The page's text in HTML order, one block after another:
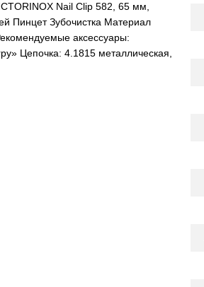
Nail Clip 582, 65 мм,
Пинцет Зубочистка Материал
аксессуары:
Цепочка: 4.1815 металлическая,